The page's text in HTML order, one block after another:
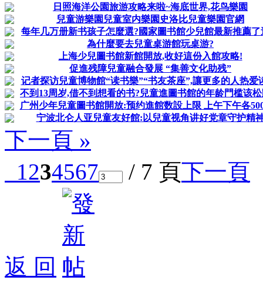
日照海洋公園旅游攻略来啦~海底世界,花鸟樂園
兒童游樂園兒童室内樂園史洛比兒童樂園官網
每年几万册新书孩子怎麼選?國家圖书館少兒館最新推薦了
為什麼要去兒童桌游館玩桌游?
上海少兒圖书館新館開放,收好這份入館攻略!
促進残障兒童融合發展 “集善文化助残”
记者探访兒童博物館“读书樂”“书友茶座”,讓更多的人热爱
不到13周岁,借不到想看的书?兒童進圖书館的年龄門槛该
广州少年兒童圖书館開放:预约進館数設上限 上午下午各
宁波北仑人亚兒童友好館:以兒童视角讲好党章守护精
下一頁 »
1234567 / 7 頁下一頁
返 回